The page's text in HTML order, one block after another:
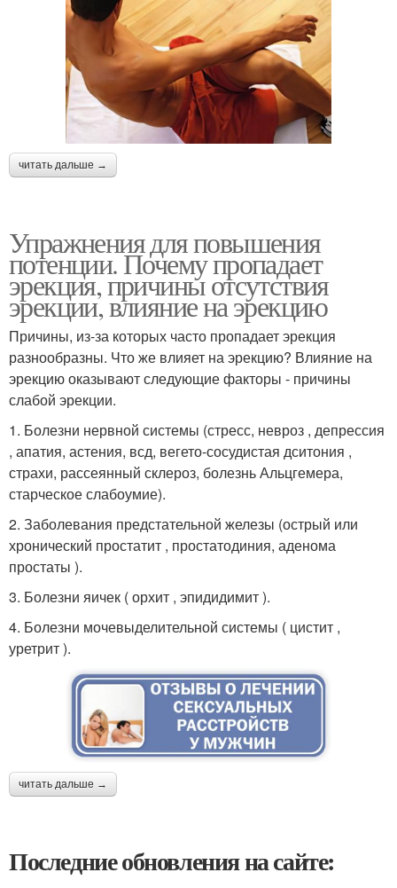
читать дальше →
Упражнения для повышения
потенции. Почему пропадает
эрекция, причины отсутствия
эрекции, влияние на эрекцию
Причины, из-за которых часто пропадает эрекция
разнообразны. Что же влияет на эрекцию? Влияние на
эрекцию оказывают следующие факторы - причины
слабой эрекции.
1. Болезни нервной системы (стресс, невроз , депрессия
, апатия, астения, всд, вегето-сосудистая дситония ,
страхи, рассеянный склероз, болезнь Альцгемера,
старческое слабоумие).
2. Заболевания предстательной железы (острый или
хронический простатит , простатодиния, аденома
простаты ).
3. Болезни яичек ( орхит , эпидидимит ).
4. Болезни мочевыделительной системы ( цистит ,
уретрит ).
читать дальше →
Последние обновления на сайте: